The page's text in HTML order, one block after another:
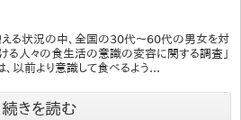
る状況の中、全国の30代～60代の男女を対
る人々の食生活の意識の変容に関する調査」
以前より意識して食べるよう...
続きを読む